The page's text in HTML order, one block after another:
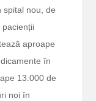
spital nou, de
pacienții
aproape
în
13.000 de
noi în